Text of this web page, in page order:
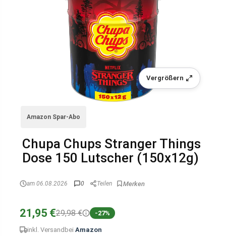
Vergrößern
Amazon Spar-Abo
Chupa Chups Stranger Things
Dose 150 Lutscher (150x12g)
am 06.08.2026 0 Teilen
21,95 €29,98 € -27%
inkl. Versand bei Amazon